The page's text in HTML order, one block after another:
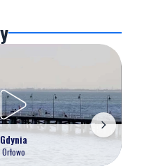
Gdynia
Orłowo